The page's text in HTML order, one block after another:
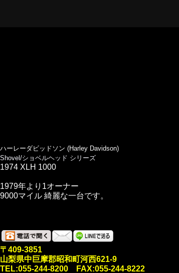
ハーレーダビッドソン (Harley Davidson)
Shovel/ショベルヘッド シリーズ
1974 XLH 1000
1979年より1オーナー
9000マイル 綺麗な一台です。
〒409-3851
山梨県中巨摩郡昭和町河西621-9
TEL:055-244-8200 FAX:055-244-8222